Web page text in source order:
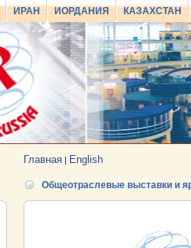
ИРАН ИОРДАНИЯ КАЗАХСТАН
Главная | English
Общеотраслевые выставки и